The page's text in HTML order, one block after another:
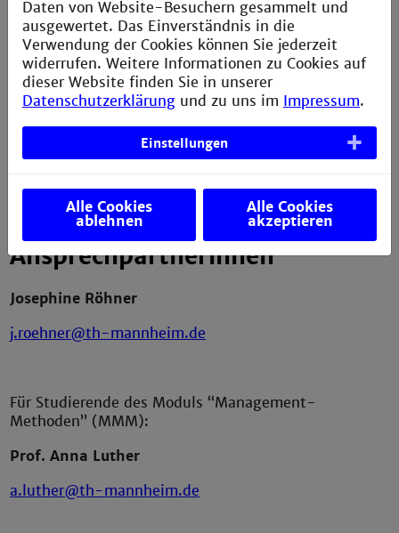
Vortragender: Laurin Flörke,nunc sustainibility
consulting GbR
Wann?15.04.2026, 16:30-18:30
Wo?Gebäude V (John-Deere-Straße 81),
Was gibt es?
Spannenden Input und eine lebhafte
Ansprechpartnerinnen
Josephine Röhner
j.roehner@th-mannheim.de
Für Studierende des Moduls “Management-
Methoden” (MMM):
Prof. Anna Luther
a.luther@th-mannheim.de
Daten von Website-Besuchern gesammelt und
ausgewertet. Das Einverständnis in die
Verwendung der Cookies können Sie jederzeit
widerrufen. Weitere Informationen zu Cookies auf
dieser Website finden Sie in unserer
Datenschutzerklärung und zu uns im Impressum.
Einstellungen
Alle Cookies
ablehnen
Alle Cookies
akzeptieren